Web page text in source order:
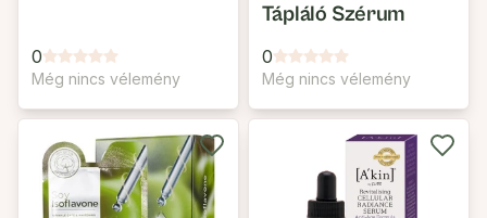
0
Még nincs vélemény
Tápláló Szérum
0
Még nincs vélemény